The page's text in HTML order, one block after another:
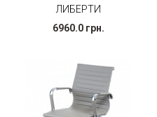
ЛИБЕРТИ
6960.0 грн.